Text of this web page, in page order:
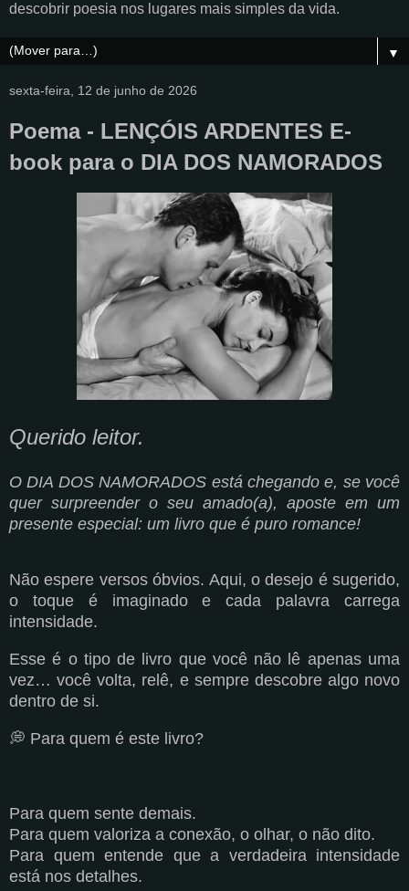
descobrir poesia nos lugares mais simples da vida.
▼
sexta-feira, 12 de junho de 2026
Poema - LENÇÓIS ARDENTES E-
book para o DIA DOS NAMORADOS
Querido leitor.
O DIA DOS NAMORADOS está chegando e, se você
quer surpreender o seu amado(a), aposte em um
presente especial: um livro que é puro romance!
Não espere versos óbvios. Aqui, o desejo é sugerido,
o toque é imaginado e cada palavra carrega
intensidade.
Esse é o tipo de livro que você não lê apenas uma
vez… você volta, relê, e sempre descobre algo novo
dentro de si.
💭 Para quem é este livro?
Para quem sente demais.
Para quem valoriza a conexão, o olhar, o não dito.
Para quem entende que a verdadeira intensidade
está nos detalhes.